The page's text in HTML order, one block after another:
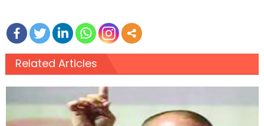
Related Articles